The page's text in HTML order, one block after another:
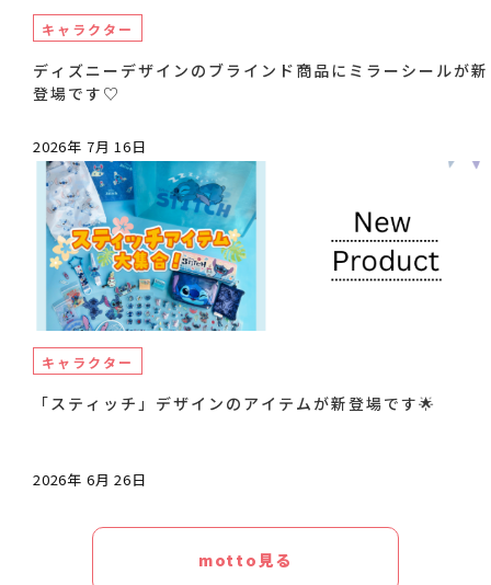
キャラクター
ディズニーデザインのブラインド商品にミラーシールが新
登場です♡
2026年 7月 16日
キャラクター
「スティッチ」デザインのアイテムが新登場です🌟
2026年 6月 26日
motto見る